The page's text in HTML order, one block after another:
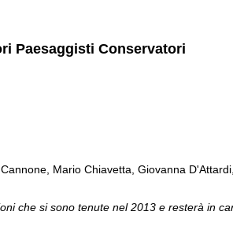
Paesaggisti Conservatori
Mario Chiavetta, Giovanna
che si sono tenute nel 2013 e resterà in